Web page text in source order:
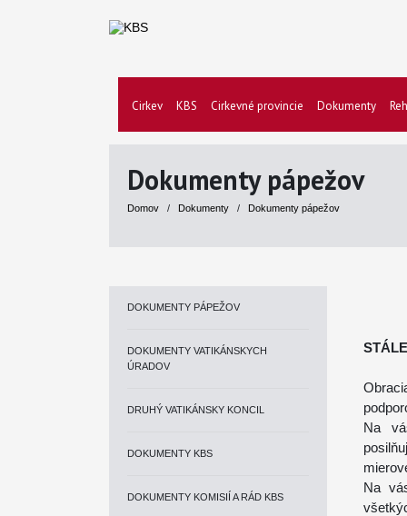
Cirkev KBS Cirkevné provincie Dokumenty
Dokumenty pápežov
Domov / Dokumenty / Dokumenty pápežov
DOKUMENTY PÁPEŽOV
DOKUMENTY VATIKÁNSKYCH
ÚRADOV
DRUHÝ VATIKÁNSKY KONCIL
DOKUMENTY KBS
DOKUMENTY KOMISIÍ A RÁD KBS
Na
Na